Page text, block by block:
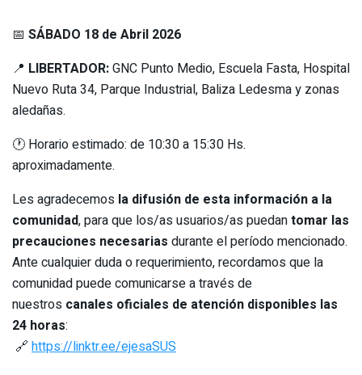
📅 SÁBADO 18 de Abril 2026
📍 LIBERTADOR:GNC Punto Medio, Escuela Fasta, Hospital
Nuevo Ruta 34, Parque Industrial, Baliza Ledesma y zonas
aledañas.
🕐 Horario estimado: de 10:30 a 15:30 Hs.
aproximadamente.
Les agradecemos la difusión de esta información a la
comunidad, para que los/as usuarios/as puedantomar las
precauciones necesarias durante el período mencionado.
Ante cualquier duda o requerimiento, recordamos que la
comunidad puede comunicarse a través de
nuestros canales oficiales de atención disponibles las
24 horas:
🔗 https://linktr.ee/ejesaSUS